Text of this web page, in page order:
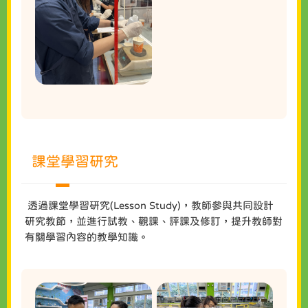
課堂學習研究
透過課堂學習研究(Lesson Study)，教師參與共同設計
研究教節，並進行試教、觀課、評課及修訂，提升教師對
有關學習內容的教學知識。